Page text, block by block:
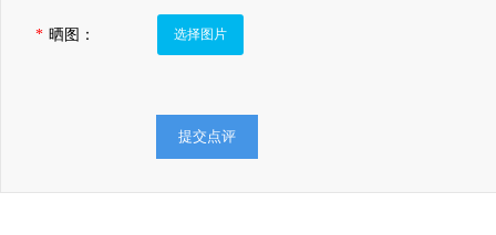
* 晒图： 选择图片